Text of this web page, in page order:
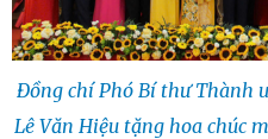
Đồng chí Phó Bí thư Thành
Lê Văn Hiệu tặng hoa chúc